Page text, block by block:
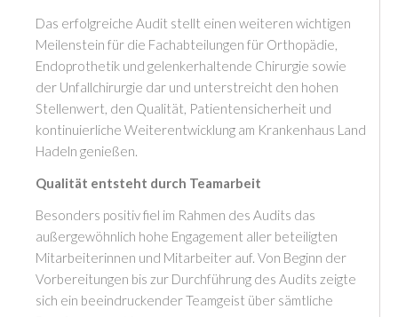
Das erfolgreiche Audit stellt einen weiteren wichtigen
Meilenstein für die Fachabteilungen für Orthopädie,
Endoprothetik und gelenkerhaltende Chirurgie sowie
der Unfallchirurgie dar und unterstreicht den hohen
Stellenwert, den Qualität, Patientensicherheit und
kontinuierliche Weiterentwicklung am Krankenhaus Land
Hadeln genießen.
Qualität entsteht durch Teamarbeit
Besonders positiv fiel im Rahmen des Audits das
außergewöhnlich hohe Engagement aller beteiligten
Mitarbeiterinnen und Mitarbeiter auf. Von Beginn der
Vorbereitungen bis zur Durchführung des Audits zeigte
sich ein beeindruckender Teamgeist über sämtliche